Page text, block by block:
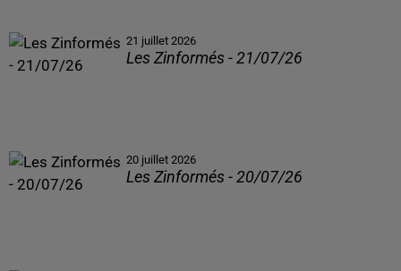
21 juillet 2026
Les Zinformés - 21/07/26
20 juillet 2026
Les Zinformés - 20/07/26